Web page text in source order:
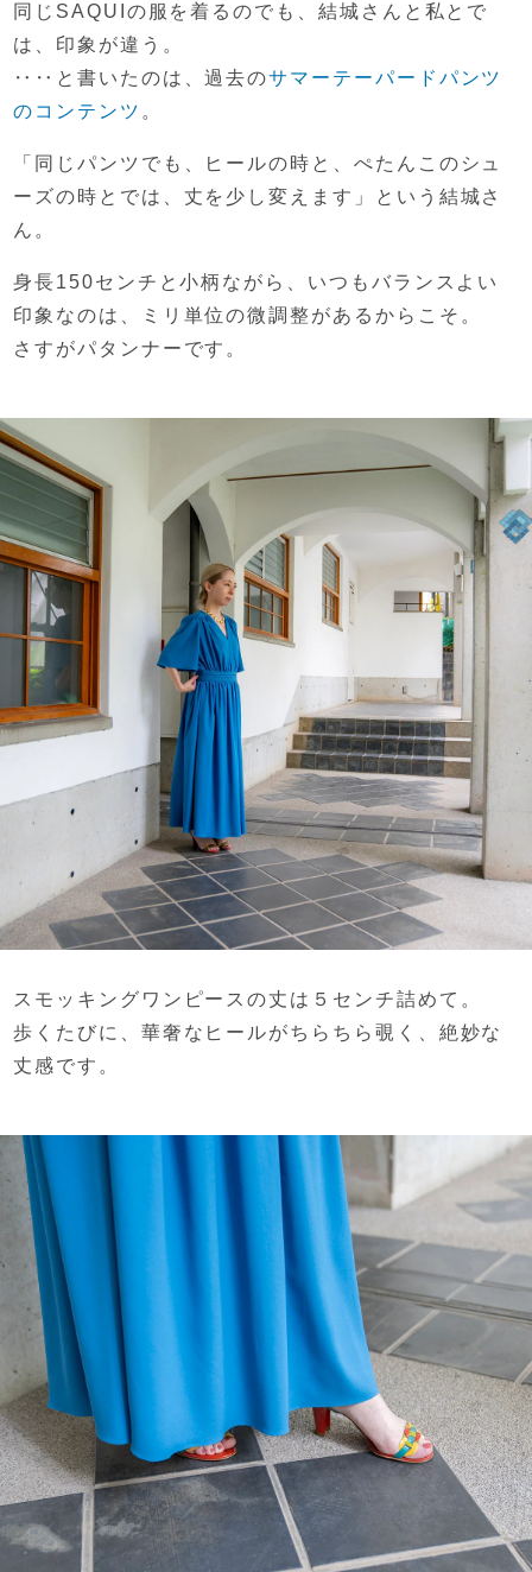
同じSAQUIの服を着るのでも、 結城さんと私とで
は、印象が違う。
‥‥と書いたのは、過去のサマーテーパードパンツ
のコンテンツ 。
「同じパンツでも、
ヒールの時と、ぺたんこのシュ
ーズの時とでは、 丈を少し変えます」という結城さ
ん。
身長150センチと小柄ながら、 いつもバランスよい
印象なのは、
ミリ単位の微調整があるからこそ。
さすがパタンナーです。
スモッキングワンピースの丈は５センチ詰めて。
歩くたびに、華奢なヒールがちらちら覗く、 絶妙な
丈感です。